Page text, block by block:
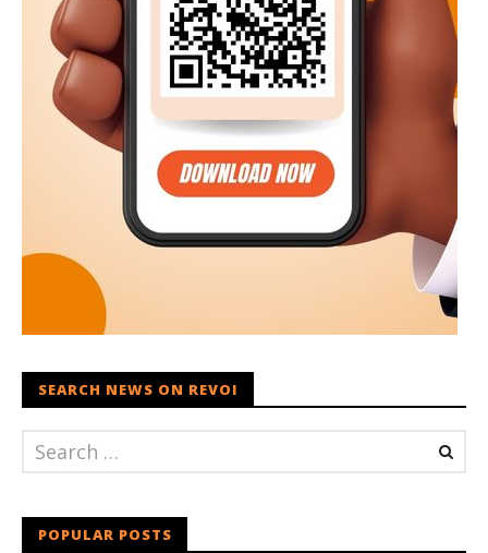
SEARCH NEWS ON REVOI
POPULAR POSTS